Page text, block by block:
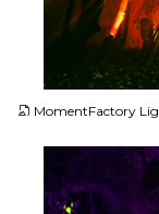
MomentFactory